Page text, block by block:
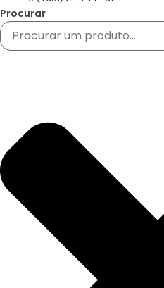
Procurar